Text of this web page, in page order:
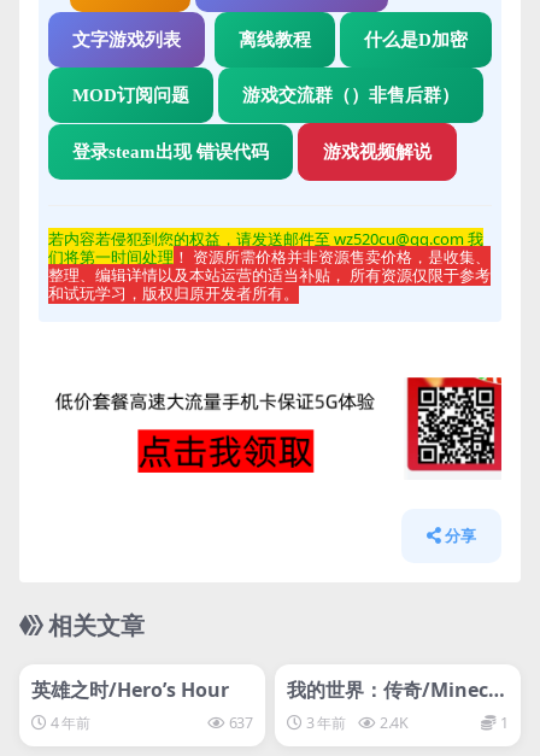
文字游戏列表 离线教程 什么是D加密
MOD订阅问题 游戏交流群（）非售后群）
登录steam出现 错误代码 游戏视频解说
若内容若侵犯到您的权益，请发送邮件至 wz520cu@qq.com 我
们将第一时间处理 ！ 资源所需价格并非资源售卖价格，是收集、
整理、编辑详情以及本站运营的适当补贴， 所有资源仅限于参考
和试玩学习，版权归原开发者所有。
分享
相关文章
英雄之时/Hero’s Hour
4 年前 637
我的世界：传奇/Minecra
ft Legends
3 年前 2.4K 1